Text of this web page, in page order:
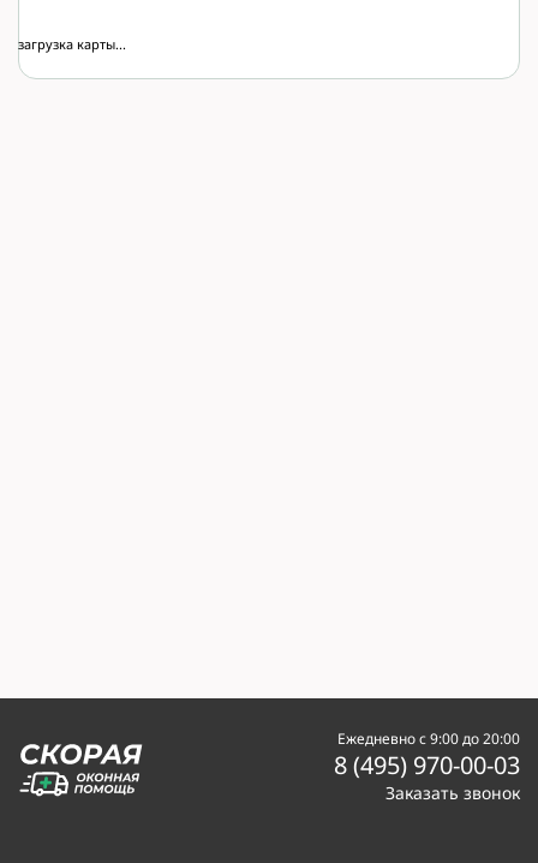
загрузка карты...
Ежедневно с 9:00 до 20:00
8 (495) 970-00-03
Заказать звонок